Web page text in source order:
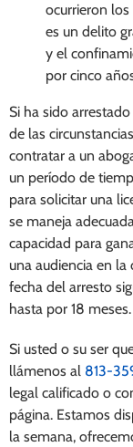
ocurrieron los
es un delito
y el
por cinco
Si ha sido
de las
contratar a un
un período de
para solicitar una
se maneja
capacidad para
una audiencia en
fecha del arresto
hasta por 18 meses.
Si usted o su ser
llámenos al 813-
legal calificado o
página. Estamos
la semana,